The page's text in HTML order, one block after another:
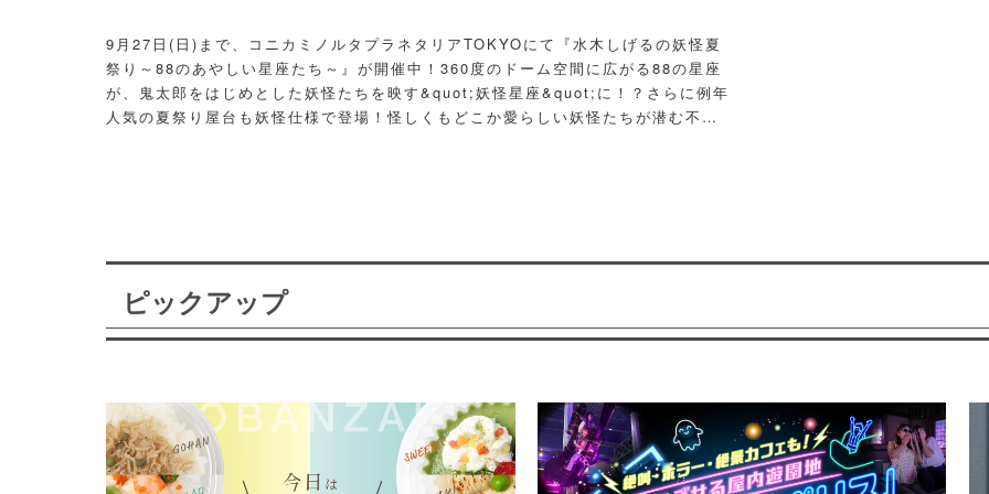
9月27日(日)まで、コニカミノルタプラネタリアTOKYOにて『水木しげるの妖怪夏
祭り～88のあやしい星座たち～』が開催中！360度のドーム空間に広がる88の星座
が、鬼太郎をはじめとした妖怪たちを映す&quot;妖怪星座&quot;に！？さらに例年
人気の夏祭り屋台も妖怪仕様で登場！怪しくもどこか愛らしい妖怪たちが潜む不思
ピックアップ